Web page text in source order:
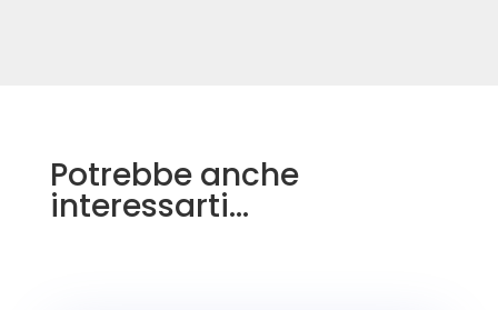
Potrebbe anche
interessarti…